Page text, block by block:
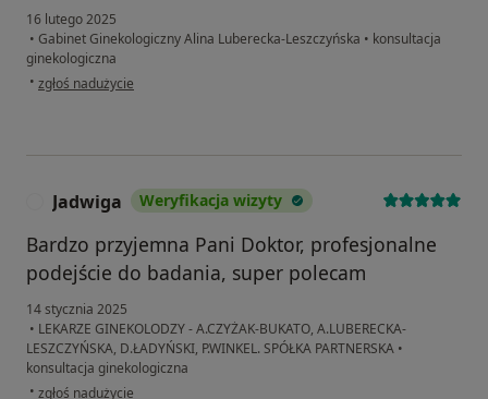
16 lutego 2025
• Gabinet Ginekologiczny Alina Luberecka-Leszczyńska • konsultacja
ginekologiczna
• w opinii użytkownika Pacjent
zgłoś nadużycie
Jadwiga Weryfikacja wizyty
Bardzo przyjemna Pani Doktor, profesjonalne
podejście do badania, super polecam
14 stycznia 2025
• LEKARZE GINEKOLODZY - A.CZYŻAK-BUKATO, A.LUBERECKA-
LESZCZYŃSKA, D.ŁADYŃSKI, P.WINKEL. SPÓŁKA PARTNERSKA •
konsultacja ginekologiczna
• w opinii użytkownika Jadwiga
zgłoś nadużycie